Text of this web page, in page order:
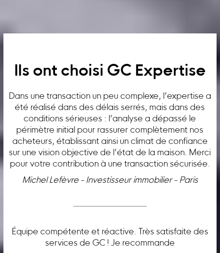
Ils ont choisi GC Expertise
Dans une transaction un peu complexe, l’expertise a
été réalisé dans des délais serrés, mais dans des
conditions sérieuses : l’analyse a dépassé le
périmètre initial pour rassurer complètement nos
acheteurs, établissant ainsi un climat de confiance
sur une vision objective de l’état de la maison. Merci
pour votre contribution à une transaction sécurisée.
Michel Lefèvre - Investisseur immobilier - Paris
Équipe compétente et réactive. Très satisfaite des
services de GC ! Je recommande